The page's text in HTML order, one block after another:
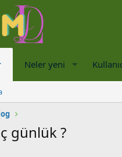
Neler yeni
günlük ?